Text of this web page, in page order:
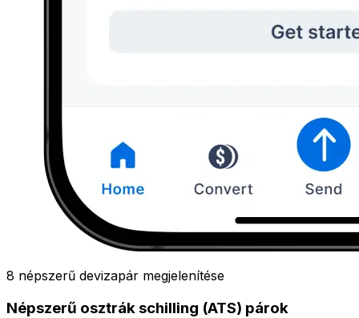
8 népszerű devizapár megjelenítése
Népszerű osztrák schilling (ATS) párok